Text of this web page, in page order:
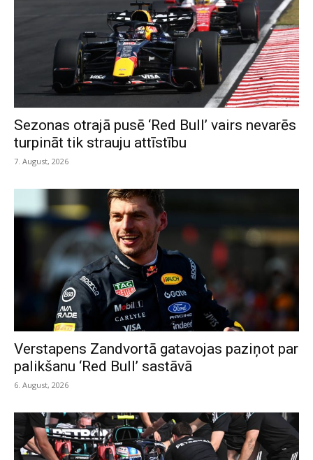
Sezonas otrajā pusē ‘Red Bull’ vairs nevarēs
turpināt tik strauju attīstību
7. August, 2026
Verstapens Zandvortā gatavojas paziņot par
palikšanu ‘Red Bull’ sastāvā
6. August, 2026